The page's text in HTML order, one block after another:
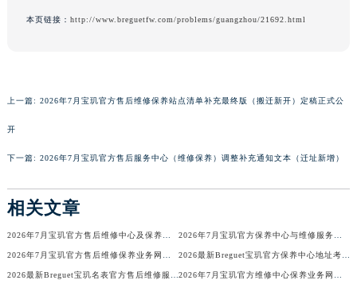
广西壮族自治区桂林市秀峰区红岭路宝玑售后服务中心（需提前预约）
广西壮族自治区梧州市万秀区龙湖镇高旺路宝玑售后服务中心（需提前预约）
本页链接： http://www.breguetfw.com/problems/guangzhou/21692.html
上一篇: 2026年7月宝玑官方售后维修保养站点清单补充最终版（搬迁新开）定稿正式公
开
下一篇: 2026年7月宝玑官方售后服务中心（维修保养）调整补充通知文本（迁址新增）
相关文章
2026年7月宝玑官方售后维修中心及保养中心迁址新增全览 2026年7月宝玑官方保养中心与维修服务中心迁址及新开补充指南确认内容
2026年7月宝玑官方售后维修保养业务网点变更全录 2026最新Breguet宝玑官方保养中心地址考察报告
2026最新Breguet宝玑名表官方售后维修服务中心地址调研报告 2026年7月宝玑官方维修中心保养业务网点最新变动补充确认